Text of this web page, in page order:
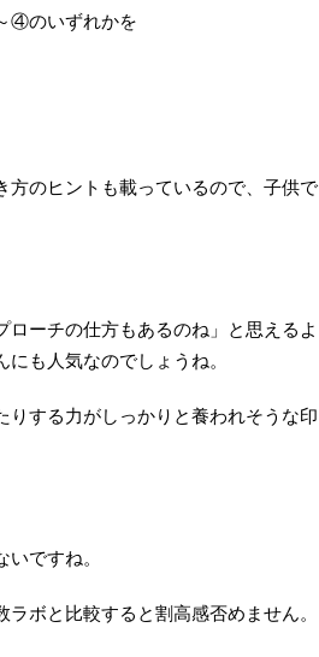
④のいずれかを
方のヒントも載っているので、子供で
ーチの仕方もあるのね」と思えるよ
も人気なのでしょうね。
りする力がしっかりと養われそうな印
ですね。
ボと比較すると割高感否めません。